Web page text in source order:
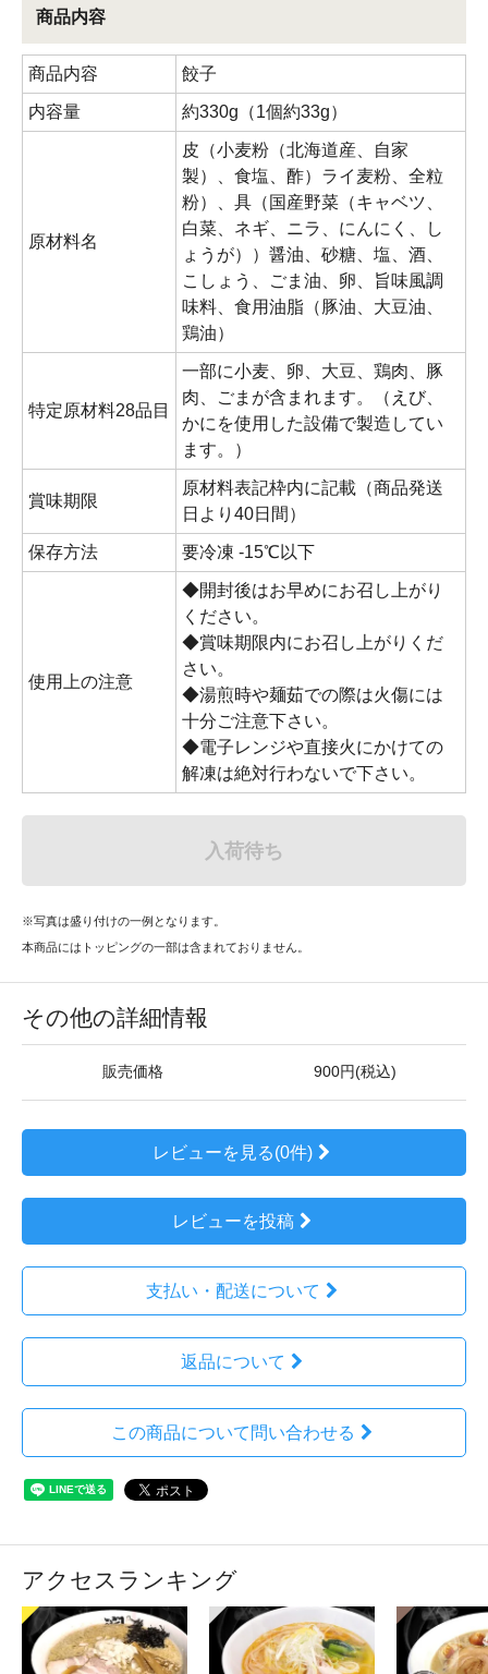
商品内容
商品内容 餃子
内容量 約330g（1個約33g）
原材料名
皮（小麦粉（北海道産、自家
製）、食塩、酢）ライ麦粉、全粒
粉）、具（国産野菜（キャベツ、
白菜、ネギ、ニラ、にんにく、し
ょうが））醤油、砂糖、塩、酒、
こしょう、ごま油、卵、旨味風調
味料、食用油脂（豚油、大豆油、
鶏油）
特定原材料28品目
一部に小麦、卵、大豆、鶏肉、豚
肉、ごまが含まれます。（えび、
かにを使用した設備で製造してい
ます。）
賞味期限
原材料表記枠内に記載（商品発送
日より40日間）
保存方法 要冷凍 -15℃以下
使用上の注意
◆開封後はお早めにお召し上がり
ください。
◆賞味期限内にお召し上がりくだ
さい。
◆湯煎時や麺茹での際は火傷には
十分ご注意下さい。
◆電子レンジや直接火にかけての
解凍は絶対行わないで下さい。
入荷待ち
※写真は盛り付けの一例となります。
本商品にはトッピングの一部は含まれておりません。
その他の詳細情報
販売価格 900円(税込)
レビューを見る(0件)
レビューを投稿
支払い・配送について
返品について
この商品について問い合わせる
アクセスランキング